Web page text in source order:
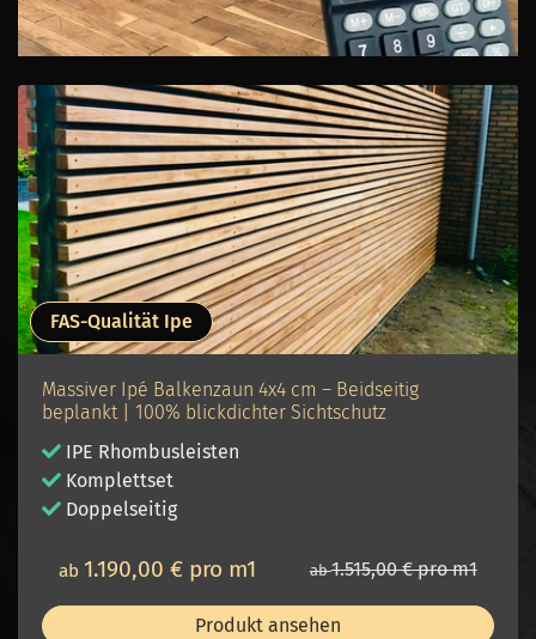
FAS-Qualität Ipe
Massiver Ipé Balkenzaun 4x4 cm – Beidseitig
beplankt | 100% blickdichter Sichtschutz
IPE Rhombusleisten
Komplettset
Doppelseitig
ab 1.190,00 € pro m1 ab1.515,00 € pro m1
Produkt ansehen